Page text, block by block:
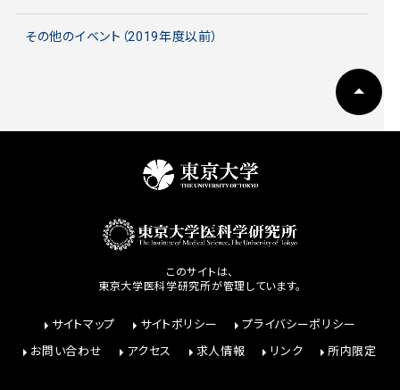
その他のイベント（2019年度以前）
このサイトは、
東京大学医科学研究所が管理しています。
サイトマップ サイトポリシー
プライバシーポリシー
お問い合わせ
アクセス 求人情報 リンク 所内限定